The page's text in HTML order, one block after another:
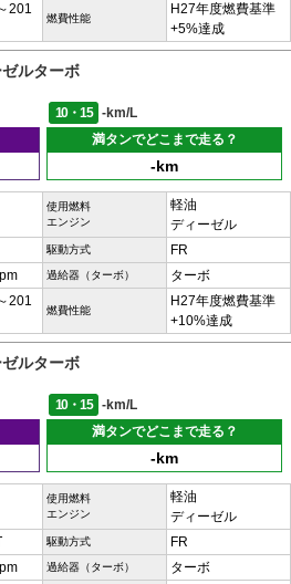
201
燃費性能
H27年度燃費基準
+5%達成
ルターボ
10・15
-km/L
満タンでどこまで走る？
-km
使用燃料
エンジン
軽油
ディーゼル
駆動方式 FR
過給器（ターボ） ターボ
201
燃費性能
H27年度燃費基準
+10%達成
ルターボ
10・15
-km/L
満タンでどこまで走る？
-km
使用燃料
エンジン
軽油
ディーゼル
駆動方式 FR
過給器（ターボ） ターボ